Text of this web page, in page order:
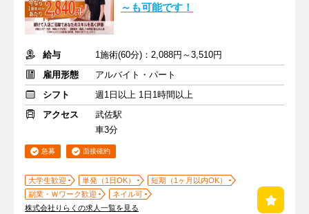
～も可能です！
給与
1施術(60分)：2,088円～3,510円
雇用形態
アルバイト・パート
シフト
週1日以上 1日1時間以上
アクセス
武佐駅
車3分
急募 面接確約
大学生歓迎 単発（1日OK）
短期（1ヶ月以内OK）
副業・Ｗワーク歓迎
ネイル可
株式会社りらくの求人一覧を見る